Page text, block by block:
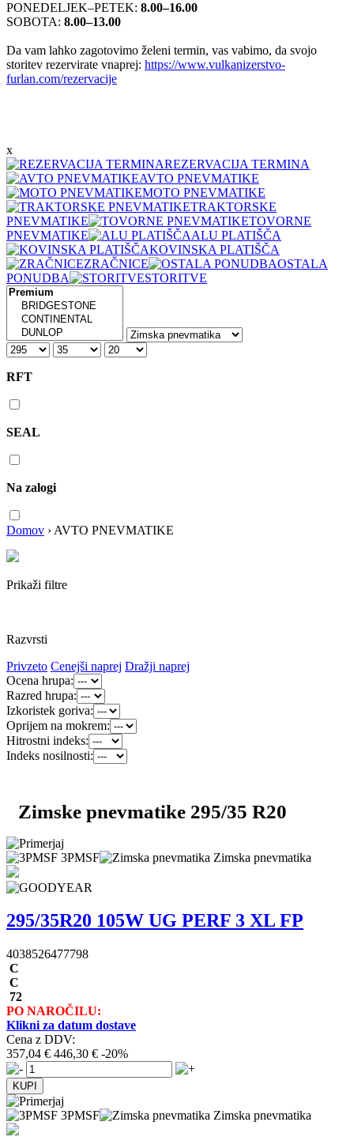
PONEDELJEK–PETEK: 8.00–16.00
SOBOTA: 8.00–13.00
Da vam lahko zagotovimo želeni termin, vas vabimo, da svojo
storitev rezervirate vnaprej: https://www.vulkanizerstvo-
furlan.com/rezervacije
x
REZERVACIJA TERMINA
AVTO PNEVMATIKE
MOTO PNEVMATIKE
TRAKTORSKE
PNEVMATIKE
TOVORNE
PNEVMATIKE
ALU PLATIŠČA
KOVINSKA PLATIŠČA
ZRAČNICE
OSTALA
PONUDBA
STORITVE
RFT
SEAL
Na zalogi
Domov › AVTO PNEVMATIKE
Prikaži filtre
Razvrsti
Privzeto Cenejši naprej Dražji naprej
Ocena hrupa:
Razred hrupa:
Izkoristek goriva:
Oprijem na mokrem:
Hitrostni indeks:
Indeks nosilnosti:
Zimske pnevmatike 295/35 R20
3PMSF Zimska pnevmatika
295/35R20 105W UG PERF 3 XL FP
4038526477798
C
C
72
PO NAROČILU:
Klikni za datum dostave
Cena z DDV:
357,04 € 446,30 € -20%
3PMSF Zimska pnevmatika